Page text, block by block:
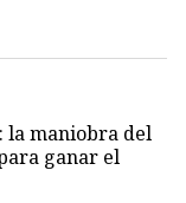
la maniobra del
ganar el